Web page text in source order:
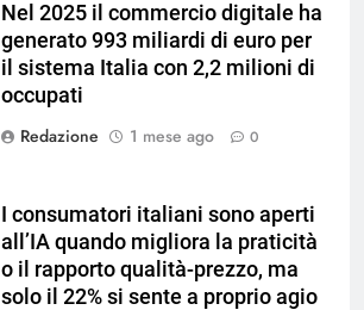
Nel 2025 il commercio digitale ha
generato 993 miliardi di euro per
il sistema Italia con 2,2 milioni di
occupati
Redazione
1 mese ago 0
I consumatori italiani sono aperti
all’IA quando migliora la praticità
o il rapporto qualità-prezzo, ma
solo il 22% si sente a proprio agio